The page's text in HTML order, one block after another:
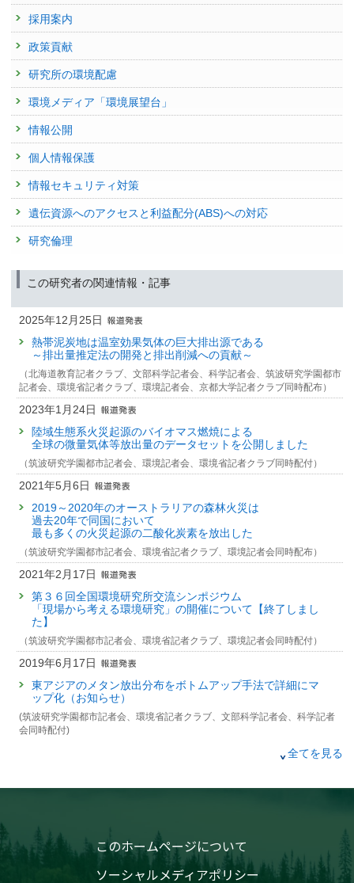
発
23664 : 陸域モニタリング
循環の変化の早期検出
2015年度
究
23224 : 統合的観測解析システムの構築による全球・アジア太平洋の炭素
循環の変化の早期検出
23249 : 陸域モニタリング
23252 : ボルネオの熱帯泥炭林における炭素動態の広域評価システムの開
発
林土壌CO2フラックスの定量的評価
2014年度
22580 : 温室効果ガス等の濃度変動特性の解明とその将来予測に関する研
究
22638 : 陸域モニタリング
2013年度
22164 : 温室効果ガス等の濃度変動特性の解明とその将来予測に関する研
究
22390 : 窒素動態を取り入れた陸域生態系CO2収支の高精度評価手法の
開発
22391 : 陸域モニタリング
2012年度
21735 : 温室効果ガス等の濃度変動特性の解明とその将来予測に関する研
究
21922 : 陸域モニタリング
22138 : 平成24年度温室効果ガス観測技術衛星(GOSAT)観測・データ処
理技術開発業務
発表者 :Tang A.C.I., Melling L., Stoy P.C., Musin K.K., Aeies E.B., Waili
J.W., Shimizu M., Poulter B.,
掲載誌 :Global Change Biology, 26:6931-6944 (2020)
査読付き 原著論文
Methane budget of East Asia, 1990-2015: A bottom-up
発表者 : Ito A.(伊藤昭彦),Tohjima Y.(遠嶋康徳)
Umezawa T.(梅澤拓)
Terao Y.(寺尾有希夫)
掲載誌 :Science of the Total Environment, 676:40-52 (2019)
査読付き 原著論文
Uncertainty Analysis on Global Greenhouse Gas
Inventories from Anthropogenic Sources
発表者 :Cong R.(CONG Richao),Saito M.(齊藤誠),Hirata R.(平田竜一),
Ito A.(伊藤昭彦), Maksyutov S.(Shamil Maksyutov)
Remediation , 7:1-8 (2019)
−
発表者 :Iizumi T., Hirata R.(平田竜一)
掲載誌 :Adaptation to Climate Change in Agriculture (2019)
査読付き 原著論文
CO2 balance of a secondary tropical peat swamp forest in
Sarawak, Malaysia
発表者 :Kiew F., Hirata R.(平田竜一)
Musin K.K., Waili J.W., Lo K.S., Shimizu M., Melling L.
掲載誌 :Agricultural and Forest Meteorology, 248(15):494-501 (2018)
査読付き 原著論文
Soil carbon dioxide emissions due to oxidative peat
decomposition in an oil palm plantation on tropical peat
発表者 :Ishikura K., Hirano T., Okimoto Y.,
Melling L., Aeries E.B., Lo K.S., Musin K.K., Waili J.W., Wong G.X., Ishii Y.
掲載誌 :Agriculture, Ecosystems and Environment, 254(15):202-
212 (2018)
査読付き 原著論文
Micrometeorological measurement of methane flux above a
tropical peat swamp forest
発表者 :Wong G.X.,Hirata R.(平田竜一), Hirano T., Kiew F., Aeries E.B.,
Musin K.K., Waili J.W., Lo K.S., Melling L.
掲載誌 :Agricultural and Forest Meteorology, 256-257(15):353-
361 (2018)
査読付き 原著論文
Partitioning Eddy-Covariance Methane Fluxes from a
Takahashi Y.(高橋善幸), Miyabara
Energy balance and evapotranspiration changes in a larch
forestcaused by severe disturbance during an early
secondary succession
Hirano T., Suzuki K.,Hirata R.(平田竜一)
予稿集名 :Abstracts
研究発表
パームオイル製造廃水を処理するポンドの有機物濃度と温
発表者 :小野寺崇,高橋善幸
Guan W., Zufaqar S., Lulie M.
学会等名称 : 土木学会全国大会第79回年次学術講演会 (2024)
予稿集名 :
研究発表
衛星リモートセンシングによる東南アジアの土地利用変化
の把握
発表者 :白石知弘,平田竜一, 林真智, 平野高司
学会等名称 :日本農業気象学会2024年全国大会 (2024)
予稿集名 :日本農業気象学会2024年全国大会講演要旨, 163
固定LiDARを用いた落葉広葉樹林の点群データの季節変化
発表者 :平田竜一, 平春, 山尾幸夫, 浦野健太, 平野高司
予稿集名 :日本農業気象学会2024年全国大会講演要旨, 116
研究発表
GOSATシリーズによる全球炭素収支推定
発表者 :齊藤誠,丹羽洋介, 高木宏志, 村上和隆, 亀井秋秀,佐伯田鶴, 白石
知弘,
野田響,平田竜一,森野勇,八代尚, 吉田幸生, Shamil Maksyutov,松永
恒雄
学会等名称 :日本農業気象学会 (2023)
予稿集名 :日本農業気象学会2023年全国大会講演要旨
各種熱帯泥炭林のCO2/CH4フラックスの比較
発表者 :平田竜一, 平野高司, 大久保晋治郎, Guan Xhuan Wong, Frankie
Kiew, Edward Baran Aeries, Kevin Kemudang Musin, Joseph
Wenceslaus Waili, Kim San Lo, Lulie Melling
学会等名称 :日本農業気象学会2023年全国大会 (2023)
研究発表
発表者 : 山田基, 岩田拓記, 宮原裕一, 朴虎東, 澤野耕平, 平田竜一
幸, 伊藤雅之
学会等名称 :
予稿集名 :日本農業気象学会関東甲信越支部2023年度例会 一般講演要旨
集, 4
研究発表
Seven-year variability in methane release from a shallow
eutrophic lake in Japan
発表者 :Yamada M., Iwata H., Park H.D., Sawano K.,
disturbances using long-term flux observation in Japan
発表者 :
Kominami Y., Hirata A., Iwasaki K., Katsushima T., Kitamura K.,
Matsui T., Miyama T., Mizoguchi Y., Mrishita T., Shimizu T., Takanashi S.,
Yasuda Y., Yoshifuji N.,Hirata R.(平田竜一) ,Takahashi Y.(高橋善幸)
採用案内
政策貢献
研究所の環境配慮
環境メディア「環境展望台」
情報公開
個人情報保護
情報セキュリティ対策
遺伝資源へのアクセスと利益配分(ABS)への対応
研究倫理
この研究者の関連情報・記事
2025年12月25日
熱帯泥炭地は温室効果気体の巨大排出源である
～排出量推定法の開発と排出削減への貢献～
（北海道教育記者クラブ、文部科学記者会、科学記者会、筑波研究学園都市
記者会、環境省記者クラブ、環境記者会、京都大学記者クラブ同時配布）
2023年1月24日
陸域生態系火災起源のバイオマス燃焼による
全球の微量気体等放出量のデータセットを公開しました
（筑波研究学園都市記者会、環境記者会、環境省記者クラブ同時配付）
2021年5月6日
2019～2020年のオーストラリアの森林火災は
過去20年で同国において
最も多くの火災起源の二酸化炭素を放出した
（筑波研究学園都市記者会、環境省記者クラブ、環境記者会同時配布）
2021年2月17日
第３６回全国環境研究所交流シンポジウム
「現場から考える環境研究」の開催について【終了しまし
た】
（筑波研究学園都市記者会、環境省記者クラブ、環境記者会同時配付）
2019年6月17日
東アジアのメタン放出分布をボトムアップ手法で詳細にマ
ップ化（お知らせ）
(筑波研究学園都市記者会、環境省記者クラブ、文部科学記者会、科学記者
会同時配付)
CONG Richao特別研究員・伊藤室長・平田主任研究員・齊
全てを見る
このホームページについて
ソーシャルメディアポリシー